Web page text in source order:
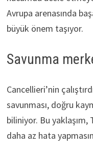
Avrupa arenasında
büyük önem taşıyor.
Savunma
Cancellieri’nin
savunması, doğru
biliniyor. Bu yaklaşım,
daha az hata